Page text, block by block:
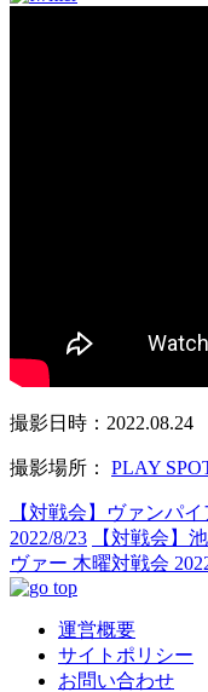
撮影日時：2022.08.24
撮影場所： PLAY
【対戦会】ヴァンパ
2022/8/23
【対戦会】
ヴァー 木曜対戦会
運営概要
サイトポリシー
お問い合わせ